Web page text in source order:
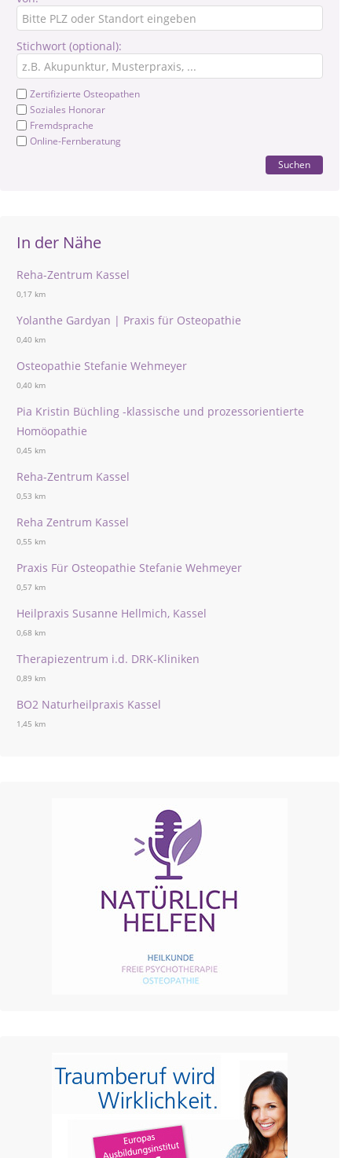
Stichwort (optional):
Zertifizierte Osteopathen
Soziales Honorar
Fremdsprache
Online-Fernberatung
Suchen
In der Nähe
Reha-Zentrum Kassel
0,17 km
Yolanthe Gardyan | Praxis für Osteopathie
0,40 km
Osteopathie Stefanie Wehmeyer
0,40 km
Pia Kristin Büchling -klassische und prozessorientierte
Homöopathie
0,45 km
Reha-Zentrum Kassel
0,53 km
Reha Zentrum Kassel
0,55 km
Praxis Für Osteopathie Stefanie Wehmeyer
0,57 km
Heilpraxis Susanne Hellmich, Kassel
0,68 km
Therapiezentrum i.d. DRK-Kliniken
0,89 km
BO2 Naturheilpraxis Kassel
1,45 km